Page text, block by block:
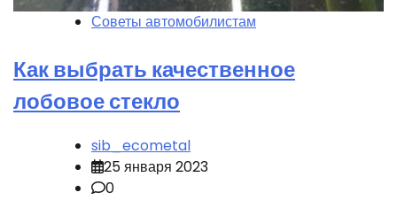
Советы автомобилистам
Как выбрать качественное
лобовое стекло
sib_ecometal
25 января 2023
0